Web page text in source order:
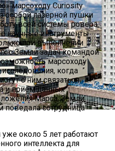
IPhone При Смене Даты
Отели В
Назвал Сервис
марсоходу Curiosity
особой лазерной пушки
всей системы ровера.
научные инструменты
при выполнении
с Земли задач командой
марсоходу
когда
с ним связаться.
и прием данных
Марса, Земли
поведала сотрудница
уже около 5 лет работают
интеллекта для